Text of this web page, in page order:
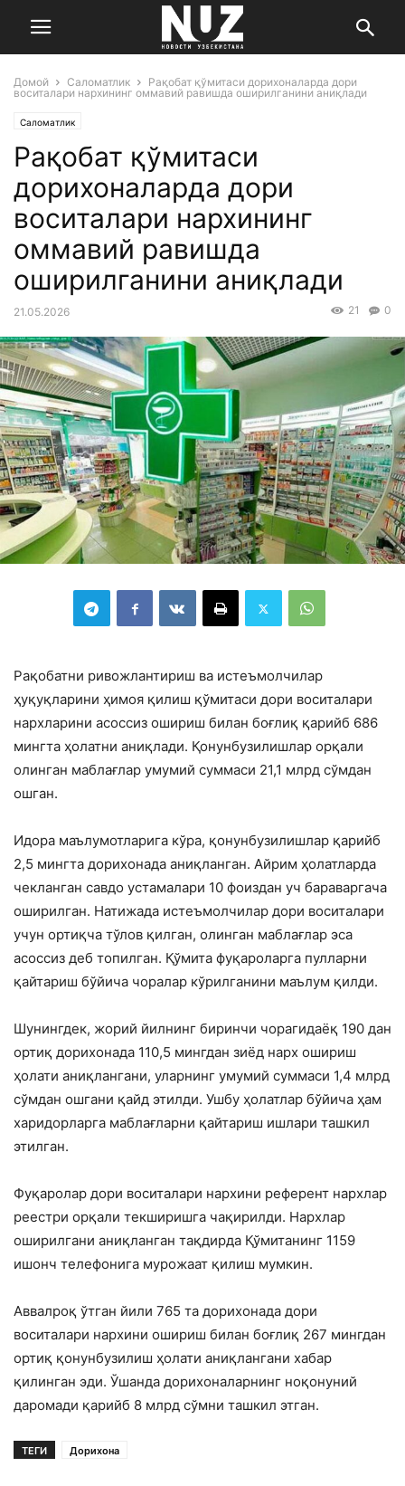
Домой Саломатлик
Рақобат қўмитаси дорихоналарда дори
воситалари нархининг оммавий равишда оширилганини аниқлади
Саломатлик
Рақобат қўмитаси
дорихоналарда дори
воситалари нархининг
оммавий равишда
оширилганини аниқлади
21.05.2026 0
21
Рақобатни ривожлантириш ва истеъмолчилар
ҳуқуқларини ҳимоя қилиш қўмитаси дори воситалари
нархларини асоссиз ошириш билан боғлиқ қарийб 686
мингта ҳолатни аниқлади. Қонунбузилишлар орқали
олинган маблағлар умумий суммаси 21,1 млрд сўмдан
ошган.
Идора маълумотларига кўра, қонунбузилишлар қарийб
2,5 мингта дорихонада аниқланган. Айрим ҳолатларда
чекланган савдо устамалари 10 фоиздан уч бараваргача
оширилган. Натижада истеъмолчилар дори воситалари
учун ортиқча тўлов қилган, олинган маблағлар эса
асоссиз деб топилган. Қўмита фуқароларга пулларни
қайтариш бўйича чоралар кўрилганини маълум қилди.
Шунингдек, жорий йилнинг биринчи чорагидаёқ 190 дан
ортиқ дорихонада 110,5 мингдан зиёд нарх ошириш
ҳолати аниқлангани, уларнинг умумий суммаси 1,4 млрд
сўмдан ошгани қайд этилди. Ушбу ҳолатлар бўйича ҳам
харидорларга маблағларни қайтариш ишлари ташкил
этилган.
Фуқаролар дори воситалари нархини референт нархлар
реестри орқали текширишга чақирилди. Нархлар
оширилгани аниқланган тақдирда Қўмитанинг 1159
ишонч телефонига мурожаат қилиш мумкин.
Аввалроқ ўтган йили 765 та дорихонада дори
воситалари нархини ошириш билан боғлиқ 267 мингдан
ортиқ қонунбузилиш ҳолати аниқлангани хабар
қилинган эди. Ўшанда дорихоналарнинг ноқонуний
даромади қарийб 8 млрд сўмни ташкил этган.
ТЕГИ Дорихона